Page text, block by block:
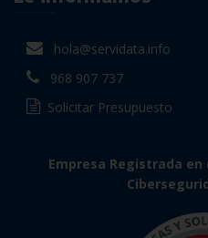
hola@servidata.info
968 907 737
Solicitar Presupuesto
Empresa Registrada